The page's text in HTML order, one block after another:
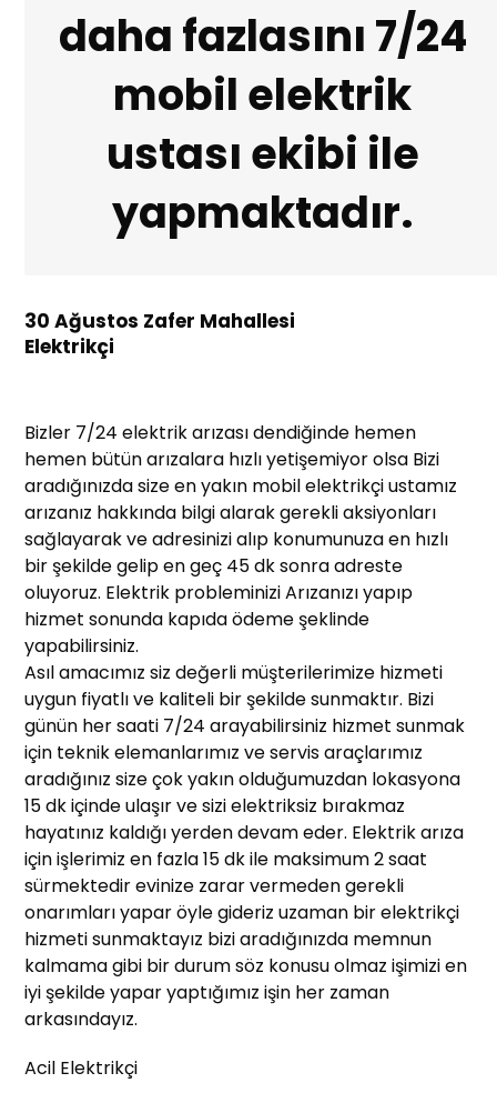
daha fazlasını 7/24
mobil elektrik
ustası ekibi ile
yapmaktadır.
30 Ağustos Zafer Mahallesi
Elektrikçi
Bizler 7/24 elektrik arızası dendiğinde hemen
hemen bütün arızalara hızlı yetişemiyor olsa Bizi
aradığınızda size en yakın mobil elektrikçi ustamız
arızanız hakkında bilgi alarak gerekli aksiyonları
sağlayarak ve adresinizi alıp konumunuza en hızlı
bir şekilde gelip en geç 45 dk sonra adreste
oluyoruz. Elektrik probleminizi Arızanızı yapıp
hizmet sonunda kapıda ödeme şeklinde
yapabilirsiniz.
Asıl amacımız siz değerli müşterilerimize hizmeti
uygun fiyatlı ve kaliteli bir şekilde sunmaktır. Bizi
günün her saati 7/24 arayabilirsiniz hizmet sunmak
için teknik elemanlarımız ve servis araçlarımız
aradığınız size çok yakın olduğumuzdan lokasyona
15 dk içinde ulaşır ve sizi elektriksiz bırakmaz
hayatınız kaldığı yerden devam eder. Elektrik arıza
için işlerimiz en fazla 15 dk ile maksimum 2 saat
sürmektedir evinize zarar vermeden gerekli
onarımları yapar öyle gideriz uzaman bir elektrikçi
hizmeti sunmaktayız bizi aradığınızda memnun
kalmama gibi bir durum söz konusu olmaz işimizi en
iyi şekilde yapar yaptığımız işin her zaman
arkasındayız.
Acil Elektrikçi